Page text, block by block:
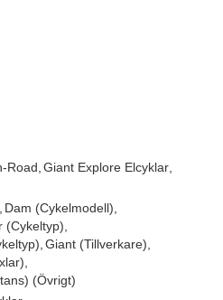
Road Giant Explore Elcyklar
Dam (Cykelmodell)
(Cykeltyp)
Giant (Tillverkare)
(Övrigt)